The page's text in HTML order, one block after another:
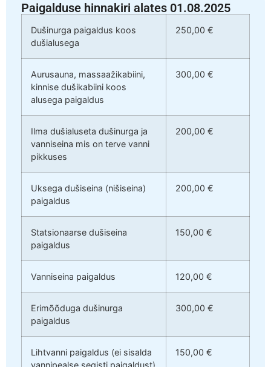
Paigalduse hinnakiri alates 01.08.2025
Dušinurga paigaldus koos
dušialusega
250,00 €
Aurusauna, massaažikabiini,
kinnise dušikabiini koos
alusega paigaldus
300,00 €
Ilma dušialuseta dušinurga ja
vanniseina mis on terve vanni
pikkuses
200,00 €
Uksega dušiseina (nišiseina)
paigaldus
200,00 €
Statsionaarse dušiseina
paigaldus
150,00 €
Vanniseina paigaldus 120,00 €
Erimõõduga dušinurga
paigaldus
300,00 €
Lihtvanni paigaldus (ei sisalda
150,00 €